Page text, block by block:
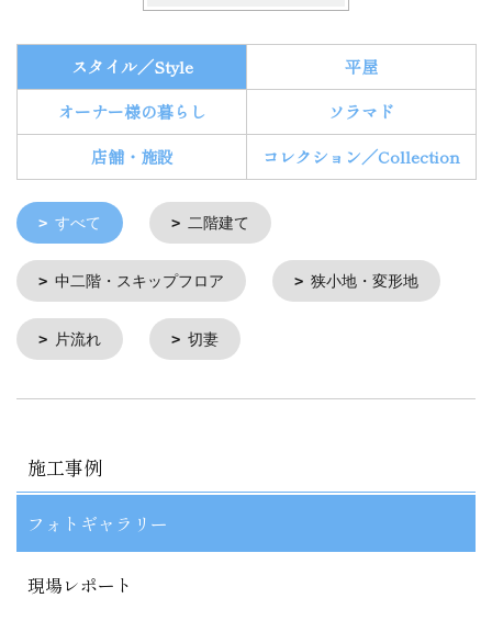
スタイル／Style
平屋
オーナー様の暮らし
ソラマド
店舗・施設
コレクション／Collection
すべて 二階建て
中二階・スキップフロア 狭小地・変形地
片流れ 切妻
施工事例
フォトギャラリー
現場レポート